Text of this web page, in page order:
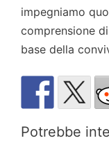
impegniamo
comprensione
base della
Potrebbe